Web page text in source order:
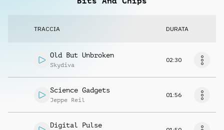
TRACCIA DURATA
Old But Unbroken
Skydiva
02:30
Science Gadgets
Jeppe Reil
01:56
Digital Pulse